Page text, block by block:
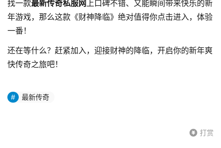
找一款最新传奇私服网上口碑不错、又能瞬间带来快乐的新
年游戏，那么这款《财神降临》绝对值得你点击进入，体验
一番！
还在等什么？赶紧加入，迎接财神的降临，开启你的新年爽
快传奇之旅吧！
最新传奇
打赏